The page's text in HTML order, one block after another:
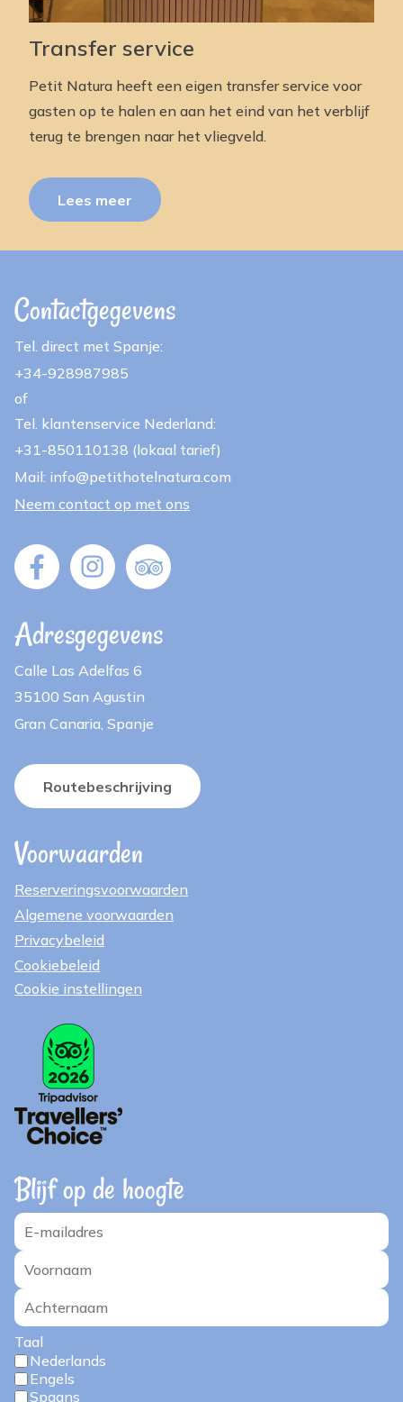
Transfer service
Petit Natura heeft een eigen transfer service voor
gasten op te halen en aan het eind van het verblijf
terug te brengen naar het vliegveld.
Lees meer
Contactgegevens
Tel. direct met Spanje:
+34-928987985
of
Tel. klantenservice Nederland:
+31-850110138 (lokaal tarief)
Mail: info@petithotelnatura.com
Neem contact op met ons
Adresgegevens
Calle Las Adelfas 6
35100 San Agustin
Gran Canaria, Spanje
Routebeschrijving
Voorwaarden
Reserveringsvoorwaarden
Algemene voorwaarden
Privacybeleid
Cookiebeleid
Cookie instellingen
Blijf op de hoogte
Taal
Nederlands
Engels
Spaans